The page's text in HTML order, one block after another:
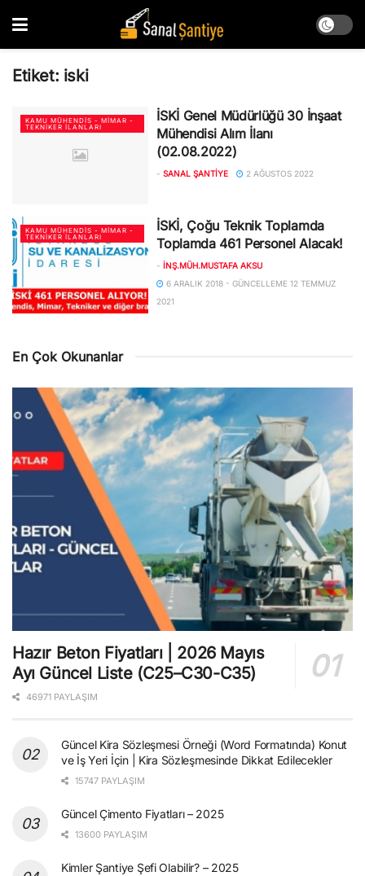
Etiket: iski
KAMU MÜHENDIS - MIMAR -
TEKNIKER İLANLARI
İSKİ Genel Müdürlüğü 30 İnşaat
Mühendisi Alım İlanı
(02.08.2022)
- SANAL ŞANTIYE 2 AĞUSTOS 2022
KAMU MÜHENDIS - MIMAR -
TEKNIKER İLANLARI
İSKİ, Çoğu Teknik Toplamda
Toplamda 461 Personel Alacak!
- İNŞ.MÜH.MUSTAFA AKSU
6 ARALIK 2018 - GÜNCELLEME 12 TEMMUZ
2021
En Çok Okunanlar
Hazır Beton Fiyatları | 2026 Mayıs
Ayı Güncel Liste (C25–C30-C35)
46971 PAYLAŞIM
Güncel Kira Sözleşmesi Örneği (Word Formatında) Konut
ve İş Yeri İçin | Kira Sözleşmesinde Dikkat Edilecekler
15747 PAYLAŞIM
Güncel Çimento Fiyatları – 2025
13600 PAYLAŞIM
Kimler Şantiye Şefi Olabilir? – 2025